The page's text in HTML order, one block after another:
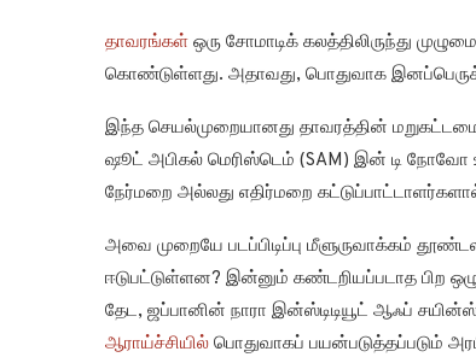
தாவரங்கள் ஒரு சோமாடிக் கலத்திலிருந்து
கொண்டுள்ளது. அதாவது, பொதுவாக
இந்த செயல்முறையானது தாவரத்தின்
ஷூட் அபிகல் மெரிஸ்டெம் (SAM) இன் டி நோவோ
நேர்மறை அல்லது எதிர்மறை
அவை முறையே படப்பிடிப்பு மீளுருவாக்கம்
ஈடுபட்டுள்ளன? இன்னும் கண்டறியப்படாத பிற
தேட, ஜப்பானின் நாரா இன்ஸ்டிடியூட் ஆஃப்
ஆராய்ச்சியில் பொதுவாகப் பயன்படுத்தப்படும்